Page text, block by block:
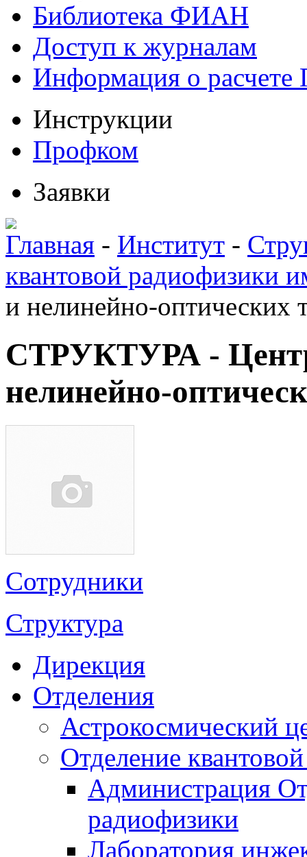
Библиотека ФИАН
Доступ к журналам
Информация о
Инструкции
Профком
Заявки
Главная - Институт -
квантовой радиофизики
и нелинейно-оптических
СТРУКТУРА -
нелинейно-
Сотрудники
Структура
Дирекция
Отделения
Астрокосмический
Отделение
Администрация
радиофизики
Лаборатория